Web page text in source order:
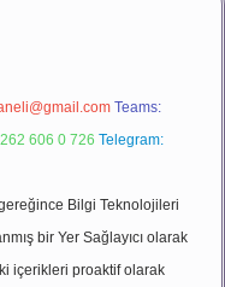
Teams:
606 0 726 Telegram:
Bilgi Teknolojileri
bir Yer Sağlayıcı olarak
içerikleri proaktif olarak